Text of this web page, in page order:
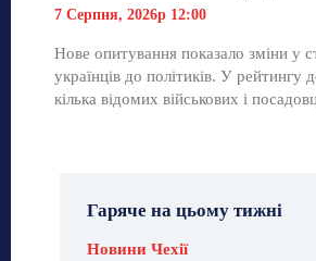
7 Серпня, 2026р 12:00
Нове опитування показало зміни у
українців до політиків. У рейтингу
кілька відомих військових і
Гаряче на цьому тижні
Новини Чехії